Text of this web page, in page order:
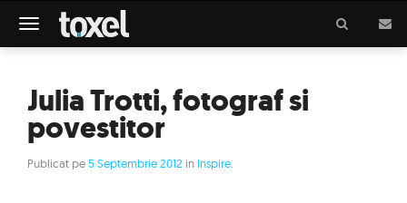
Meniu
Julia Trotti, fotograf si
povestitor
Publicat pe5 Septembrie 2012 in Inspire